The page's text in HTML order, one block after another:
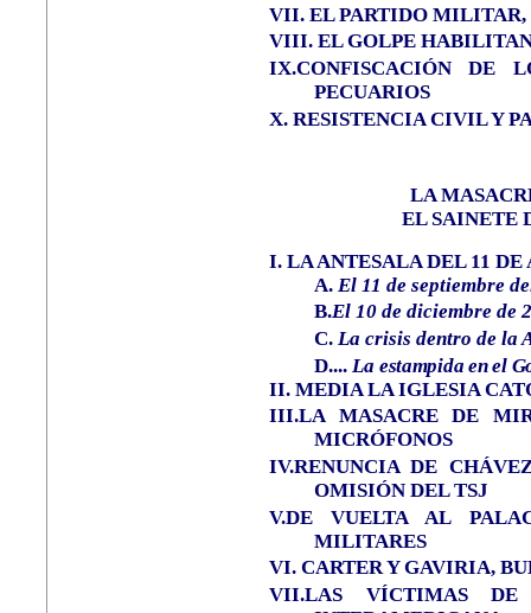
VII. EL PARTIDO MILITAR,
VIII. EL GOLPE
IX.CONFISCACIÓN DE
PECUARIOS
X. RESISTENCIA CIVIL Y
LA
EL SAINETE
I. LA ANTESALA DEL 11 DE
A. El 11 de septiembre
B.El 10 de diciembre de
C. La crisis dentro de la
D.... La estampida en el
II. MEDIA LA IGLESIA
III.LA MASACRE DE
MICRÓFONOS
IV.RENUNCIA DE
OMISIÓN DEL TSJ
V.DE VUELTA AL
MILITARES
VI. CARTER Y GAVIRIA,
VII.LAS VÍCTIMAS